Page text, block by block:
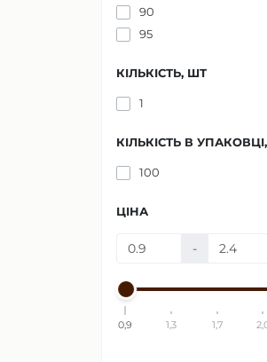
90
95
КІЛЬКІСТЬ, ШТ
1
КІЛЬКІСТЬ В
100
ЦІНА
-
0,9 1,3 1,7